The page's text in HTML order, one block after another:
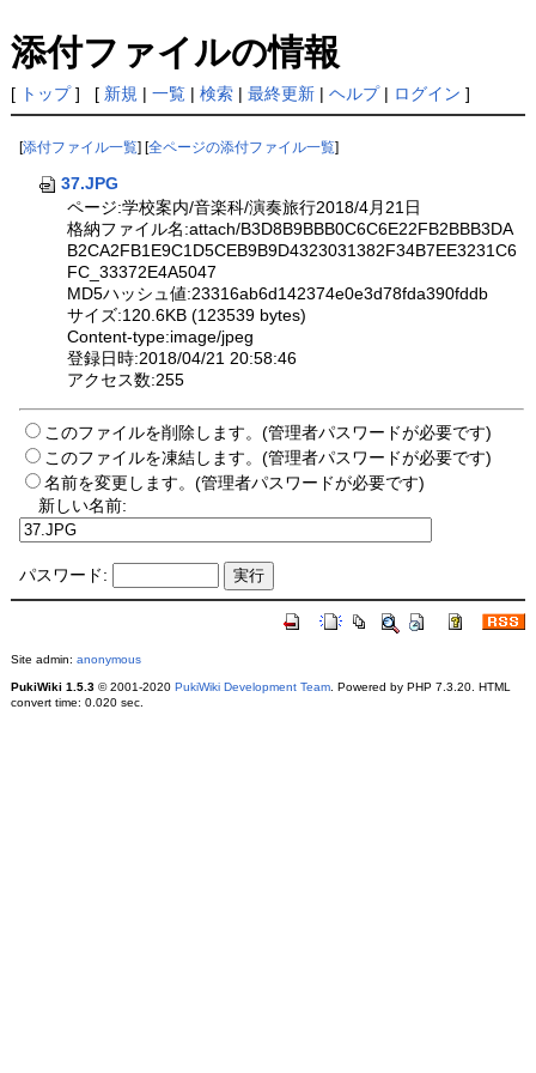
添付ファイルの情報
[ トップ] [ 新規 | 一覧| 検索| 最終更新| ヘルプ| ログイン ]
[添付ファイル一覧] [全ページの添付ファイル一覧]
37.JPG
ページ:学校案内/音楽科/演奏旅行2018/4月21日
格納ファイル名:attach/B3D8B9BBB0C6C6E22FB2BBB3DA
B2CA2FB1E9C1D5CEB9B9D4323031382F34B7EE3231C6
FC_33372E4A5047
MD5ハッシュ値:23316ab6d142374e0e3d78fda390fddb
サイズ:120.6KB (123539 bytes)
Content-type:image/jpeg
登録日時:2018/04/21 20:58:46
アクセス数:255
このファイルを削除します。(管理者パスワードが必要です)
このファイルを凍結します。(管理者パスワードが必要です)
名前を変更します。(管理者パスワードが必要です)
新しい名前:
パスワード:
Site admin: anonymous
PukiWiki 1.5.3© 2001-2020 PukiWiki Development Team. Powered by PHP 7.3.20. HTML
convert time: 0.020 sec.